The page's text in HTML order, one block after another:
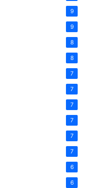
9
9
8
8
7
7
7
7
7
7
6
6